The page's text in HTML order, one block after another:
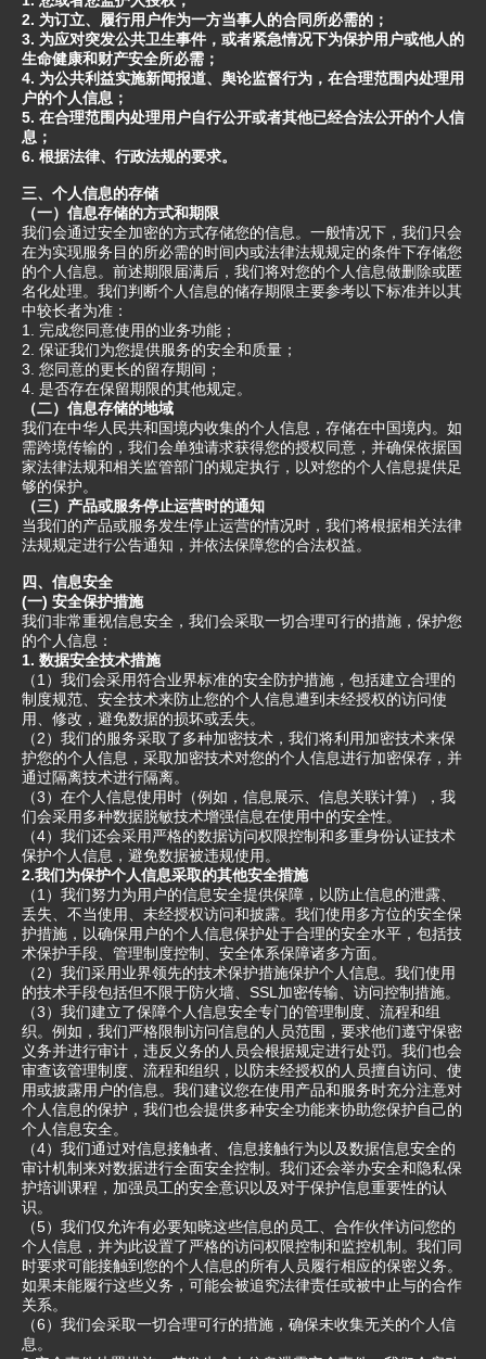
2. 为订立、履行用户作为一方当事人的合同所必需的；
3. 为应对突发公共卫生事件，或者紧急情况下为保护用户或他人的
生命健康和财产安全所必需；
4. 为公共利益实施新闻报道、舆论监督行为，在合理范围内处理用
户的个人信息；
5. 在合理范围内处理用户自行公开或者其他已经合法公开的个人信
息；
6. 根据法律、行政法规的要求。
三、个人信息的存储
（一）信息存储的方式和期限
我们会通过安全加密的方式存储您的信息。一般情况下，我们只会
在为实现服务目的所必需的时间内或法律法规规定的条件下存储您
的个人信息。前述期限届满后，我们将对您的个人信息做删除或匿
名化处理。我们判断个人信息的储存期限主要参考以下标准并以其
中较长者为准：
1. 完成您同意使用的业务功能；
2. 保证我们为您提供服务的安全和质量；
3. 您同意的更长的留存期间；
4. 是否存在保留期限的其他规定。
（二）信息存储的地域
我们在中华人民共和国境内收集的个人信息，存储在中国境内。如
需跨境传输的，我们会单独请求获得您的授权同意，并确保依据国
家法律法规和相关监管部门的规定执行，以对您的个人信息提供足
够的保护。
（三）产品或服务停止运营时的通知
当我们的产品或服务发生停止运营的情况时，我们将根据相关法律
法规规定进行公告通知，并依法保障您的合法权益。
四、信息安全
(一) 安全保护措施
我们非常重视信息安全，我们会采取一切合理可行的措施，保护您
的个人信息：
1. 数据安全技术措施
（1）我们会采用符合业界标准的安全防护措施，包括建立合理的
制度规范、安全技术来防止您的个人信息遭到未经授权的访问使
用、修改，避免数据的损坏或丢失。
（2）我们的服务采取了多种加密技术，我们将利用加密技术来保
护您的个人信息，采取加密技术对您的个人信息进行加密保存，并
通过隔离技术进行隔离。
（3）在个人信息使用时（例如，信息展示、信息关联计算），我
们会采用多种数据脱敏技术增强信息在使用中的安全性。
（4）我们还会采用严格的数据访问权限控制和多重身份认证技术
保护个人信息，避免数据被违规使用。
2.我们为保护个人信息采取的其他安全措施
（1）我们努力为用户的信息安全提供保障，以防止信息的泄露、
丢失、不当使用、未经授权访问和披露。我们使用多方位的安全保
护措施，以确保用户的个人信息保护处于合理的安全水平，包括技
术保护手段、管理制度控制、安全体系保障诸多方面。
（2）我们采用业界领先的技术保护措施保护个人信息。我们使用
的技术手段包括但不限于防火墙、SSL加密传输、访问控制措施。
（3）我们建立了保障个人信息安全专门的管理制度、流程和组
织。例如，我们严格限制访问信息的人员范围，要求他们遵守保密
义务并进行审计，违反义务的人员会根据规定进行处罚。我们也会
审查该管理制度、流程和组织，以防未经授权的人员擅自访问、使
用或披露用户的信息。我们建议您在使用产品和服务时充分注意对
个人信息的保护，我们也会提供多种安全功能来协助您保护自己的
个人信息安全。
（4）我们通过对信息接触者、信息接触行为以及数据信息安全的
审计机制来对数据进行全面安全控制。我们还会举办安全和隐私保
护培训课程，加强员工的安全意识以及对于保护信息重要性的认
识。
（5）我们仅允许有必要知晓这些信息的员工、合作伙伴访问您的
个人信息，并为此设置了严格的访问权限控制和监控机制。我们同
时要求可能接触到您的个人信息的所有人员履行相应的保密义务。
如果未能履行这些义务，可能会被追究法律责任或被中止与的合作
关系。
（6）我们会采取一切合理可行的措施，确保未收集无关的个人信
息。